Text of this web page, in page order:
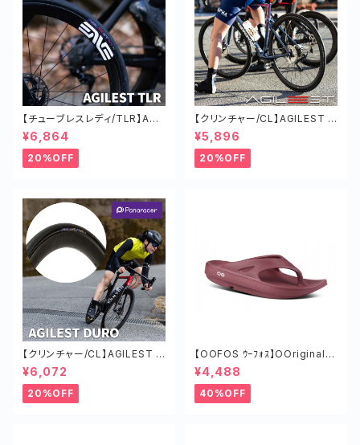
【チューブレスレディ/TLR】AGI
LEST TLR タイヤ オールラウン
ド ロードバイク 軽い
¥6,864
20%OFF
【クリンチャー/CL】AGILEST タ
イヤ オールラウンド ロードバイ
ク 軽い チューブド
¥5,896
20%OFF
【クリンチャー/CL】AGILEST D
URO タイヤ ロードバイク ツー
リング チューブド 軽い
¥6,072
20%OFF
【OOFOS ｳｰﾌｫｽ】OOriginalｳｰ
ｵﾘｼﾞﾅﾙ MARS RED
¥4,488
40%OFF